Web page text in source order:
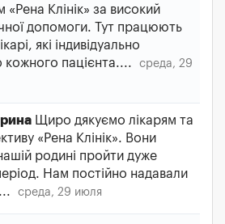
«Рена Клінік» за високий
допомоги. Тут працюють
які індивідуально
кожного пацієнта....
среда, 29
Щиро дякуємо лікарям та
«Рена Клінік». Вони
родині пройти дуже
Нам постійно надавали
среда, 29 июля